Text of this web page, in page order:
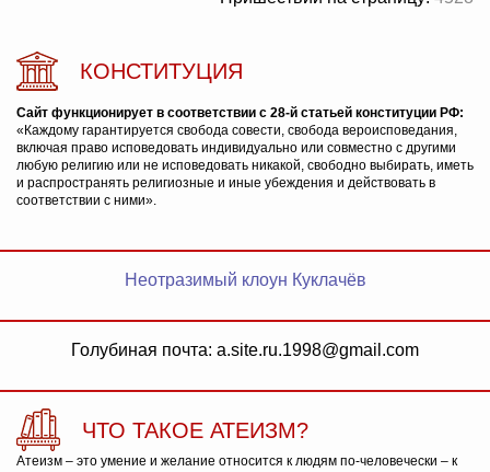
КОНСТИТУЦИЯ
Сайт функционирует в соответствии с 28-й статьей конституции РФ:
«Каждому гарантируется свобода совести, свобода вероисповедания,
включая право исповедовать индивидуально или совместно с другими
любую религию или не исповедовать никакой, свободно выбирать, иметь
и распространять религиозные и иные убеждения и действовать в
соответствии с ними».
Неотразимый клоун Куклачёв
Голубиная почта: a.site.ru.1998@gmail.com
ЧТО ТАКОЕ АТЕИЗМ?
Атеизм – это умение и желание относится к людям по-человечески – к